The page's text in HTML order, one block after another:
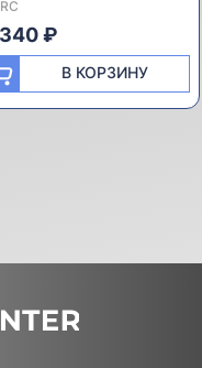
₽
В КОРЗИНУ